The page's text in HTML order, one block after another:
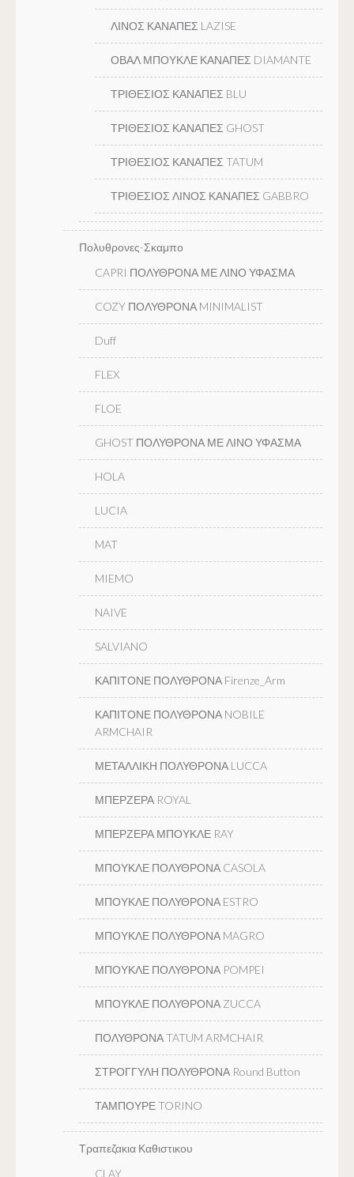
ΛΙΝΟΣ ΚΑΝΑΠΕΣ LAZISE
ΟΒΑΛ ΜΠΟΥΚΛΕ ΚΑΝΑΠΕΣ DIAMANTE
ΤΡΙΘΕΣΙΟΣ ΚΑΝΑΠΕΣ BLU
ΤΡΙΘΕΣΙΟΣ ΚΑΝΑΠΕΣ GHOST
ΤΡΙΘΕΣΙΟΣ ΚΑΝΑΠΕΣ TATUM
ΤΡΙΘΕΣΙΟΣ ΛΙΝΟΣ ΚΑΝΑΠΕΣ GABBRO
Πολυθρονες-Σκαμπο
CAPRI ΠΟΛΥΘΡΟΝΑ ΜΕ ΛΙΝΟ ΥΦΑΣΜΑ
COZY ΠΟΛΥΘΡΟΝΑ MINIMALIST
Duff
FLEX
FLOE
GHOST ΠΟΛΥΘΡΟΝΑ ΜΕ ΛΙΝΟ ΥΦΑΣΜΑ
HOLA
LUCIA
MAT
MIEMO
NAIVE
SALVIANO
ΚΑΠΙΤΟΝΕ ΠΟΛΥΘΡΟΝΑ Firenze_Arm
ΚΑΠΙΤΟΝΕ ΠΟΛΥΘΡΟΝΑ NOBILE
ARMCHAIR
ΜΕΤΑΛΛΙΚΗ ΠΟΛΥΘΡΟΝΑ LUCCA
ΜΠΕΡΖΕΡΑ ROYAL
ΜΠΕΡΖΕΡΑ ΜΠΟΥΚΛΕ RAY
ΜΠΟΥΚΛΕ ΠΟΛΥΘΡΟΝΑ CASOLA
ΜΠΟΥΚΛΕ ΠΟΛΥΘΡΟΝΑ ESTRO
ΜΠΟΥΚΛΕ ΠΟΛΥΘΡΟΝΑ MAGRO
ΜΠΟΥΚΛΕ ΠΟΛΥΘΡΟΝΑ POMPEI
ΜΠΟΥΚΛΕ ΠΟΛΥΘΡΟΝΑ ZUCCA
ΠΟΛΥΘΡΟΝΑ TATUM ARMCHAIR
ΣΤΡΟΓΓΥΛΗ ΠΟΛΥΘΡΟΝΑ Round Button
ΤΑΜΠΟΥΡΕ TORINO
Τραπεζακια Καθιστικου
CLAY